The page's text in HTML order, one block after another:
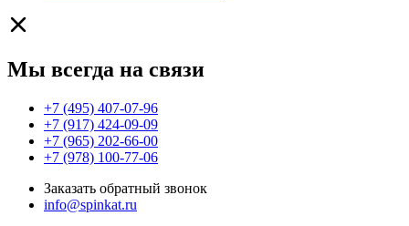
Мы всегда на связи
+7 (495) 407-07-96
+7 (917) 424-09-09
+7 (965) 202-66-00
+7 (978) 100-77-06
Заказать обратный звонок
info@spinkat.ru